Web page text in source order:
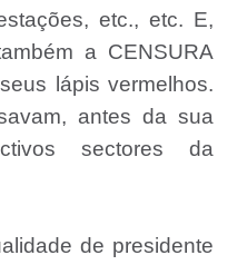
etc., etc. E,
a CENSURA
lápis vermelhos.
antes da sua
sectores da
de presidente